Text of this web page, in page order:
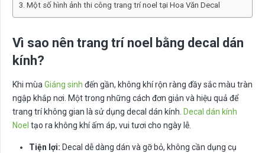
Một số hình ảnh thi công trang trí noel tại Hoa Văn Decal
Vì sao nên trang trí noel bằng decal dán
kính?
Khi mùa Giáng sinh đến gần, không khí rộn ràng đầy sắc màu tràn
ngập khắp nơi. Một trong những cách đơn giản và hiệu quả để
trang trí không gian là sử dụng decal dán kính. Decal dán kính
Noel tạo ra không khí ấm áp, vui tươi cho ngày lễ.
Tiện lợi: Decal dễ dàng dán và gỡ bỏ, không cần dụng cụ